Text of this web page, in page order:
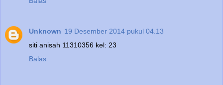
Unknown 19 Desember 2014 pukul 04.13
siti anisah 11310356 kel: 23
Balas